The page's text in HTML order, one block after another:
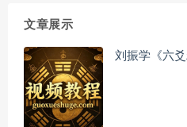
文章展示
刘振学《六